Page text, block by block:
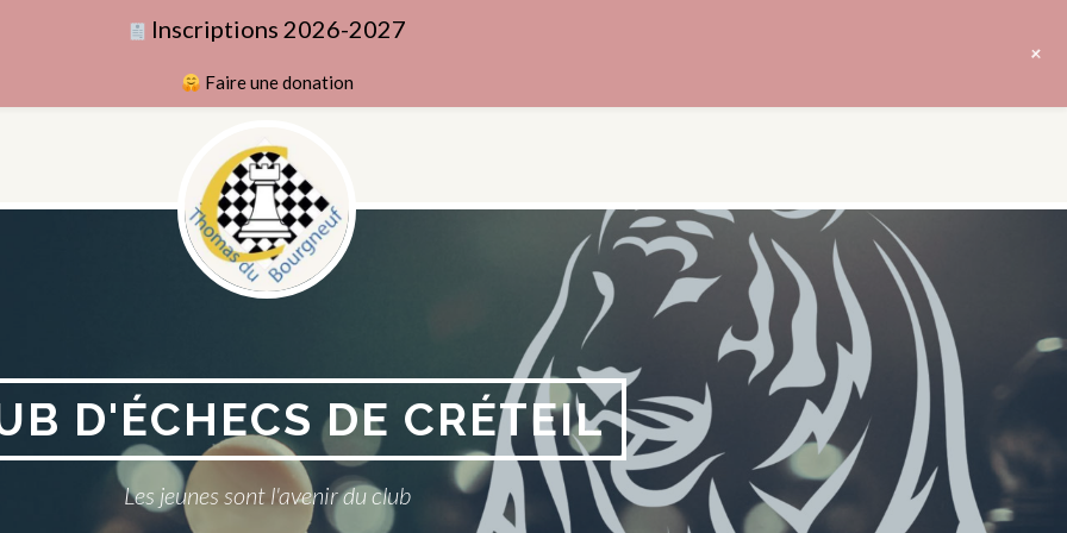
D'ÉCHECS DE CRÉTEIL
Les jeunes sont l'avenir du club
Inscriptions 2026-2027
Faire une donation
+